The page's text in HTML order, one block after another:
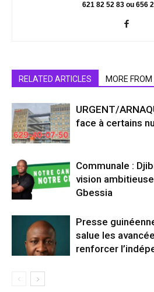
621 82 52 83 ou 656
RELATED ARTICLES MORE
URGENT/
face à certains
Communale :
vision
Gbessia
Presse
salue les
renforcer